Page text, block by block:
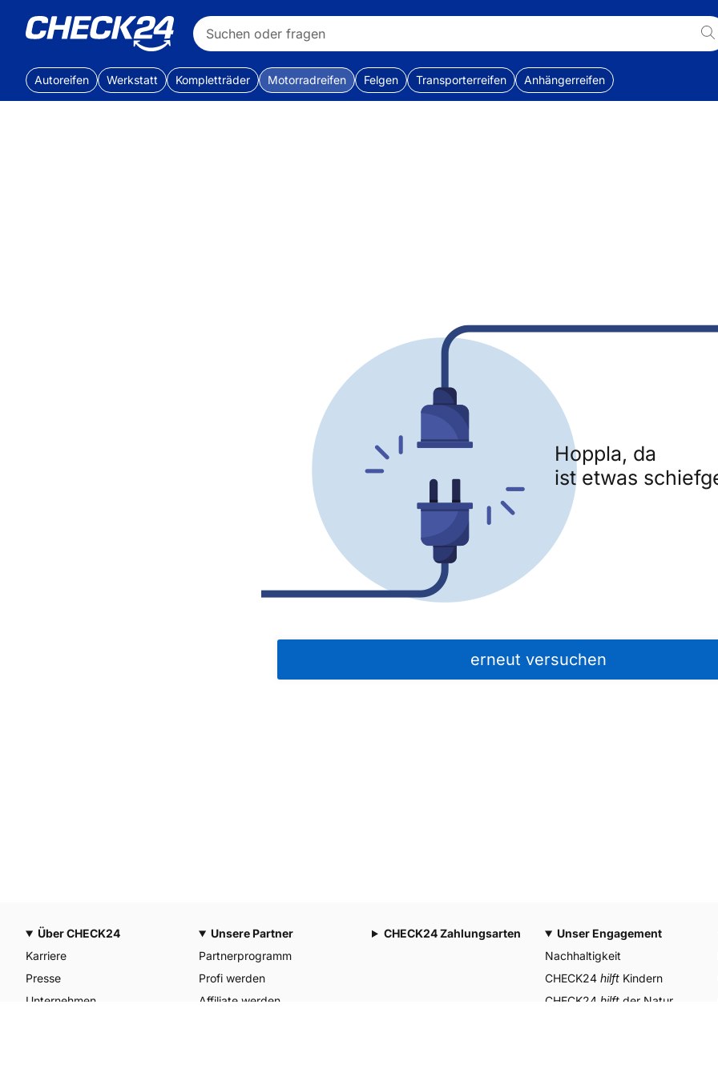
Autoreifen Werkstatt Kompletträder Motorradreifen Felgen Transporterreifen Anhängerreifen
Hoppla, da
ist etwas
erneut versuchen
Über CHECK24
Karriere
Presse
Unternehmen
Unsere Partner
Partnerprogramm
Profi werden
Affiliate werden
Unser Engagement
Nachhaltigkeit
CHECK24 hilft Kindern
CHECK24 hilft der Natur
CHECK24 Zahlungsarten